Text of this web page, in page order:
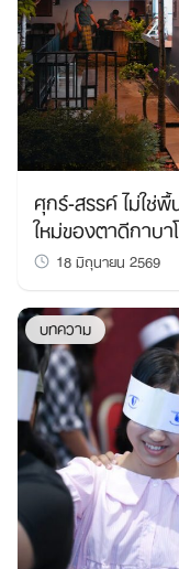
ศุกร์-สรรค์ ไม่ใช่
ใหม่ของตาดีกาบ
18 มิถุนายน 2569
บทความ